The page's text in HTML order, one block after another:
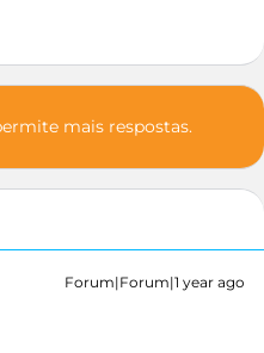
mais respostas.
Forum|Forum|1 year ago